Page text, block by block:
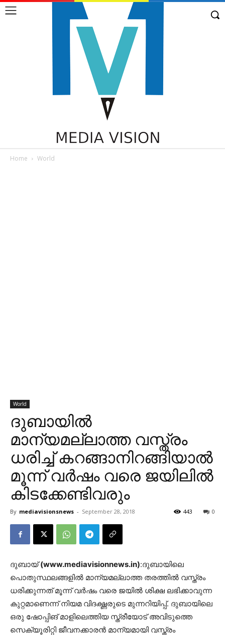
Home World
World
ദുബായില്‍
മാന്യമല്ലാത്ത വസ്ത്രം
ധരിച്ച് കറങ്ങാനിറങ്ങിയാല്‍
മൂന്ന് വര്‍ഷം വരെ ജയിലില്‍
കിടക്കേണ്ടിവരും
By mediavisionsnews - September 28, 2018 0
443
ദുബായ്(www.mediavisionnews.in):ദുബായിലെ
പൊതുസ്ഥലങ്ങളില്‍ മാന്യമല്ലാത്ത തരത്തില്‍ വസ്ത്രം
ധരിക്കുന്നത് മൂന്ന് വര്‍ഷം വരെ ജയില്‍ ശിക്ഷ ലഭിക്കാവുന്ന
കുറ്റമാണെന്ന് നിയമ വിദഗ്ദ്ധരുടെ മുന്നറിയിപ്പ്. ദുബായിലെ
ഒരു ഷോപ്പിങ് മാളിലെത്തിയ സ്ത്രീയോട് അവിടുത്തെ
സെക്യൂരിറ്റി ജീവനക്കാരന്‍ മാന്യമായി വസ്ത്രം